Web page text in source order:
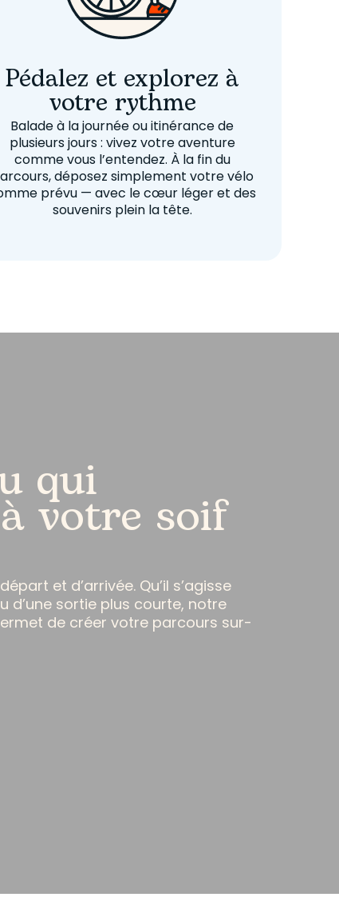
Pédalez et explorez à
votre rythme
Balade à la journée ou itinérance de
plusieurs jours : vivez votre aventure
comme vous l’entendez. À la fin du
déposez simplement votre vélo
prévu — avec le cœur léger et des
souvenirs plein la tête.
qui
à votre soif
et d’arrivée. Qu’il s’agisse
d’une sortie plus courte, notre
de créer votre parcours sur-